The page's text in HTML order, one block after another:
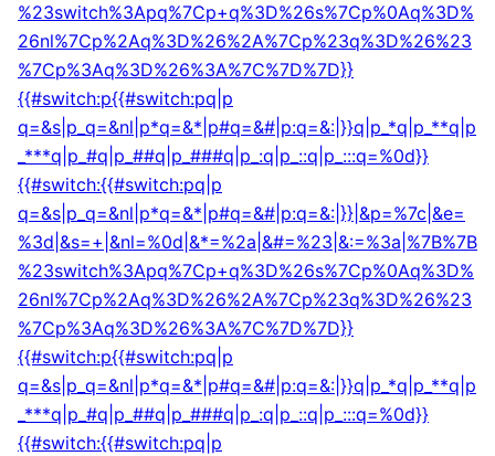
%23switch%3Apq%7Cp+q%3D%26s%7Cp%0Aq%3D%
26nl%7Cp%2Aq%3D%26%2A%7Cp%23q%3D%26%23
%7Cp%3Aq%3D%26%3A%7C%7D%7D}}
{{#switch:p{{#switch:pq|p
q=&s|p_q=&nl|p*q=&*|p#q=&#|p:q=&:|}}q|p_*q|p_**q|p
_***q|p_#q|p_##q|p_###q|p_:q|p_::q|p_:::q=%0d}}
{{#switch:{{#switch:pq|p
q=&s|p_q=&nl|p*q=&*|p#q=&#|p:q=&:|}}|&p=%7c|&e=
%3d|&s=+|&nl=%0d|&*=%2a|&#=%23|&:=%3a|%7B%7B
%23switch%3Apq%7Cp+q%3D%26s%7Cp%0Aq%3D%
26nl%7Cp%2Aq%3D%26%2A%7Cp%23q%3D%26%23
%7Cp%3Aq%3D%26%3A%7C%7D%7D}}
{{#switch:p{{#switch:pq|p
q=&s|p_q=&nl|p*q=&*|p#q=&#|p:q=&:|}}q|p_*q|p_**q|p
_***q|p_#q|p_##q|p_###q|p_:q|p_::q|p_:::q=%0d}}
{{#switch:{{#switch:pq|p